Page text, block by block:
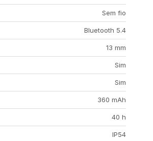
Sem fio
Bluetooth 5.4
13 mm
Sim
Sim
360 mAh
40 h
IP54